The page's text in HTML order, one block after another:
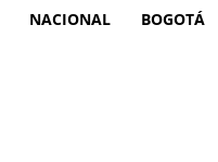
NACIONAL BOGOTÁ